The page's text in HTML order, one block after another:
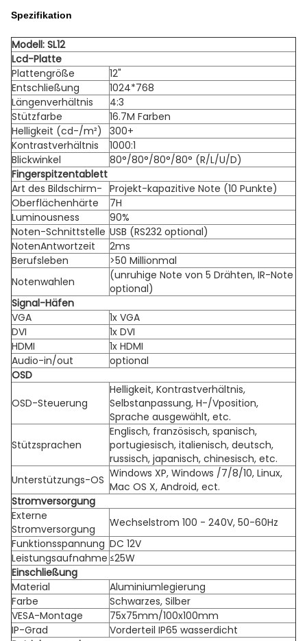
Spezifikation
Modell: SL12
Lcd-Platte
Plattengröße
12"
Entschließung
1024*768
Längenverhältnis
4:3
Stützfarbe
16.7M Farben
Helligkeit (cd-/m²)
300+
Kontrastverhältnis
1000:1
Blickwinkel
80°/80°/80°/80° (R/L/U/D)
Fingerspitzentablett
Art des Bildschirm- Projekt-kapazitive Note (10 Punkte)
Oberflächenhärte
7H
Luminousness
90%
Noten-Schnittstelle USB (RS232 optional)
NotenAntwortzeit
2ms
Berufsleben
>50 Millionmal
Notenwahlen
(unruhige Note von 5 Drähten, IR-Note
optional)
Signal-Häfen
VGA
1x VGA
DVI
1x DVI
HDMI
1x HDMI
Audio-in/out
optional
OSD
OSD-Steuerung
Helligkeit, Kontrastverhältnis,
Selbstanpassung, H-/Vposition,
Sprache ausgewählt, etc.
Stützsprachen
Englisch, französisch, spanisch,
portugiesisch, italienisch, deutsch,
russisch, japanisch, chinesisch, etc.
Unterstützungs-OS Windows XP, Windows /7/8/10, Linux,
Mac OS X, Android, ect.
Stromversorgung
Externe
Stromversorgung
Wechselstrom 100 - 240V, 50-60Hz
Funktionsspannung DC 12V
Leistungsaufnahme ≤25W
Einschließung
Material
Aluminiumlegierung
Farbe
Schwarzes, Silber
VESA-Montage
75x75mm/100x100mm
IP-Grad
Vorderteil IP65 wasserdicht